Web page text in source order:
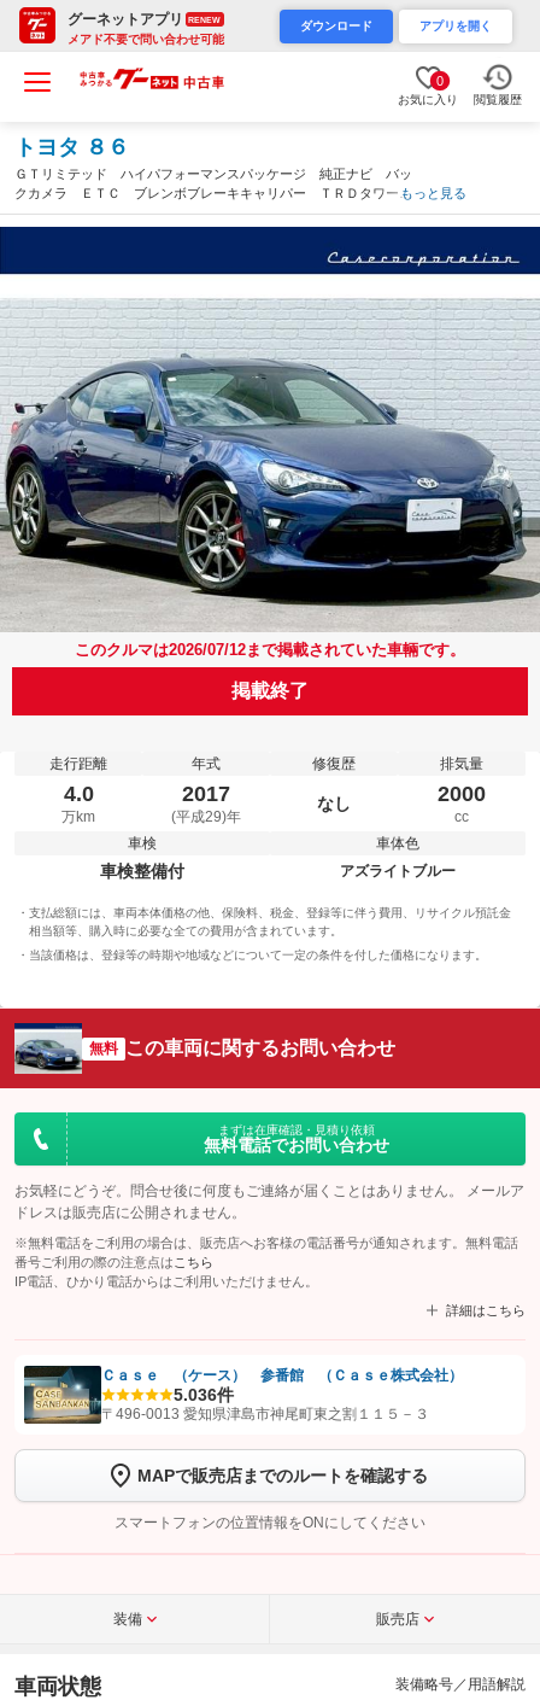
グーネットアプリ RENEW
メアド不要で問い合わせ可能
ダウンロード アプリを開く
0
お気に入り 閲覧履歴
トヨタ ８６
ＧＴリミテッド ハイパフォーマンスパッケージ 純正ナビ バッ
クカメラ ＥＴＣ ブレンボブレーキキャリパー ＴＲＤタワーバ
ー ＴＲＤスタビライザー ＦＵＪＩＴＵＢＯマフラー シートヒ
ーター オートライト ハーフレザーシート 寒冷地仕様 スマー
もっと見る
このクルマは2026/07/12まで掲載されていた車輛です。
掲載終了
走行距離
4.0
万km
年式
2017
(平成29)年
修復歴
なし
排気量
2000
cc
車検
車検整備付
車体色
アズライトブルー
支払総額には、車両本体価格の他、保険料、税金、登録等に伴う費用、リサイクル預託金
相当額等、購入時に必要な全ての費用が含まれています。
当該価格は、登録等の時期や地域などについて一定の条件を付した価格になります。
無料 この車両に関するお問い合わせ
まずは在庫確認・見積り依頼
無料電話でお問い合わせ
お気軽にどうぞ。問合せ後に何度もご連絡が届くことはありません。 メールア
ドレスは販売店に公開されません。
※無料電話をご利用の場合は、販売店へお客様の電話番号が通知されます。無料電話
番号ご利用の際の注意点は こちら
IP電話、ひかり電話からはご利用いただけません。
詳細はこちら
【STEP1】認証画面でグーネットを友だち追加してから「許可する」ボタンを押
トーク画面で
ボタンをタップして問い合わせを
完了してください。
こちら
Ｃａｓｅ （ケース） 参番館 （Ｃａｓｅ株式会社）
5.036件
〒496-0013 愛知県津島市神尾町東之割１１５－３
MAPで販売店までのルートを確認する
スマートフォンの位置情報をONにしてください
装備 販売店
車両状態 装備略号／用語解説